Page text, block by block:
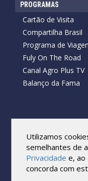
PROGRAMAS
Cartão de Visita
Compartilha Brasil
Programa de
Fuly On The Road
Canal Agro Plus TV
Balanço da Fama
Reprodução no todo
sem expressa
As marcas e imagens
Utilizamos
semelhantes de
Privacidade e, ao
concorda com